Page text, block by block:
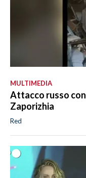
MULTIMEDIA
Attacco russo
Zaporizhia
Red